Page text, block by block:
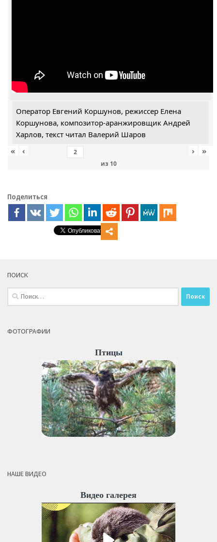
Оператор Евгений Коршунов, режиссер Елена
Коршунова, композитор-аранжировщик Андрей
Харлов, текст читал Валерий Шаров
«
‹
из 10
› »
Поделиться
ПОИСК
Найти:
ФОТОГРАФИИ
Птицы
НАШЕ ВИДЕО
Видео галерея